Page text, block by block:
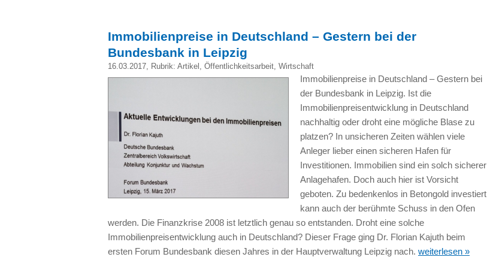
Immobilienpreise in Deutschland – Gestern bei der
Bundesbank in Leipzig
16.03.2017, Rubrik: Artikel , Öffentlichkeitsarbeit, Wirtschaft
Immobilienpreise in Deutschland – Gestern bei
der Bundesbank in Leipzig. Ist die
Immobilienpreisentwicklung in Deutschland
nachhaltig oder droht eine mögliche Blase zu
platzen? In unsicheren Zeiten wählen viele
Anleger lieber einen sicheren Hafen für
Investitionen. Immobilien sind ein solch sicherer
Anlagehafen. Doch auch hier ist Vorsicht
geboten. Zu bedenkenlos in Betongold investiert
kann auch der berühmte Schuss in den Ofen
werden. Die Finanzkrise 2008 ist letztlich genau so entstanden. Droht eine solche
Immobilienpreisentwicklung auch in Deutschland? Dieser Frage ging Dr. Florian Kajuth beim
ersten Forum Bundesbank diesen Jahres in der Hauptverwaltung Leipzig nach. weiterlesen »